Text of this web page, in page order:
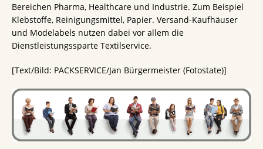
Bereichen Pharma, Healthcare und Industrie. Zum Beispiel
Klebstoffe, Reinigungsmittel, Papier. Versand-Kaufhäuser
und Modelabels nutzen dabei vor allem die
Dienstleistungssparte Textilservice.
[Text/Bild: PACKSERVICE/Jan Bürgermeister (Fotostate)]